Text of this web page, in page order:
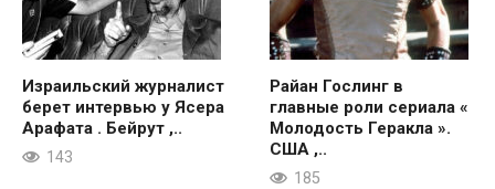
Израильский журналист
берет интервью у Ясера
Арафата . Бейрут ,..
143
Райан Гослинг в
главные роли сериала «
Молодость Геракла ».
США ,..
185